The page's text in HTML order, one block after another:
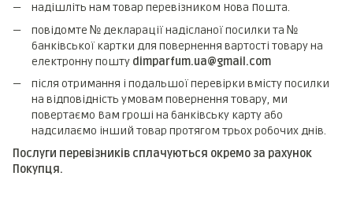
надішліть нам товар перевізником Нова Пошта.
повідомте № декларації надісланої посилки та №
банківської картки для повернення вартості товару на
електронну пошту dimparfum.ua@gmail.com
після отримання і подальшої перевірки вмісту посилки
на відповідність умовам повернення товару, ми
повертаємо Вам гроші на банківську карту або
надсилаємо інший товар протягом трьох робочих днів.
Послуги перевізників сплачуються окремо за рахунок
Покупця.